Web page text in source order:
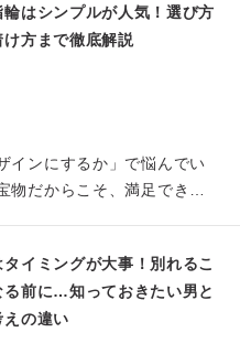
輪はシンプルが人気！選び方
け方まで徹底解説
インにするか」で悩んでい
物だからこそ、満足できる
タイミングが大事！別れるこ
る前に…知っておきたい男と
えの違い